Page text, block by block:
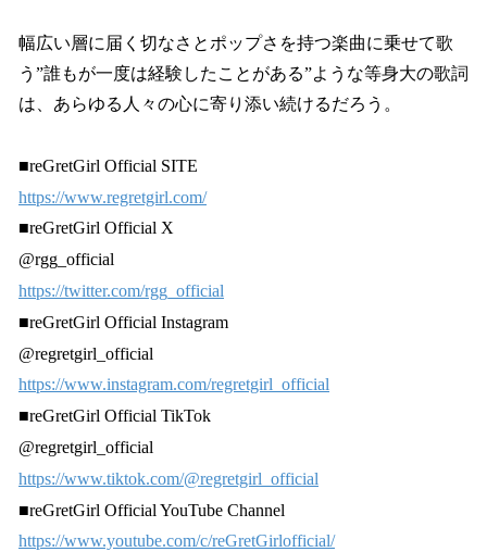
幅広い層に届く切なさとポップさを持つ楽曲に乗せて歌
う”誰もが一度は経験したことがある”ような等身大の歌詞
は、あらゆる人々の心に寄り添い続けるだろう。
■reGretGirl Official SITE
https://www.regretgirl.com/
■reGretGirl Official X
@rgg_official
https://twitter.com/rgg_official
■reGretGirl Official Instagram
@regretgirl_official
https://www.instagram.com/regretgirl_official
■reGretGirl Official TikTok
@regretgirl_official
https://www.tiktok.com/@regretgirl_official
■reGretGirl Official YouTube Channel
https://www.youtube.com/c/reGretGirlofficial/